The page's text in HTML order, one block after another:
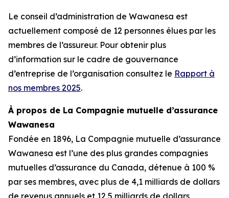
Le conseil d’administration de Wawanesa est
actuellement composé de 12 personnes élues par les
membres de l’assureur. Pour obtenir plus
d’information sur le cadre de gouvernance
d’entreprise de l’organisation consultez le Rapport à
nos membres 2025.
À propos de La Compagnie mutuelle d’assurance
Wawanesa
Fondée en 1896, La Compagnie mutuelle d’assurance
Wawanesa est l’une des plus grandes compagnies
mutuelles d’assurance du Canada, détenue à 100 %
par ses membres, avec plus de 4,1 milliards de dollars
de revenus annuels et 12,5 milliards de dollars